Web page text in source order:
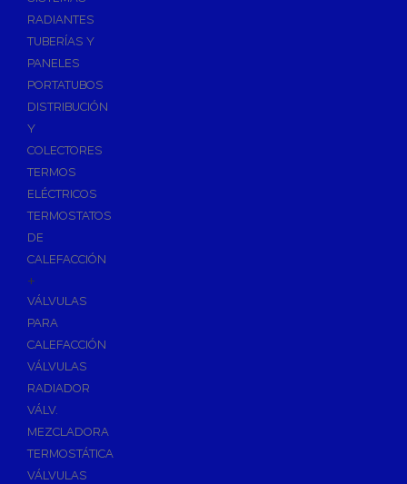
Ósmosis con Depósito
Recambios de Ósmosis
Grifería de Ósmosis
Regulación y Dosificación de Agua
RADIANTES
TUBERÍAS Y
PANELES
PORTATUBOS
DISTRIBUCIÓN
Y
COLECTORES
TERMOS
ELÉCTRICOS
TERMOSTATOS
DE
CALEFACCIÓN
+
VÁLVULAS
PARA
CALEFACCIÓN
VÁLVULAS
RADIADOR
VÁLV.
MEZCLADORA
TERMOSTÁTICA
VÁLVULAS